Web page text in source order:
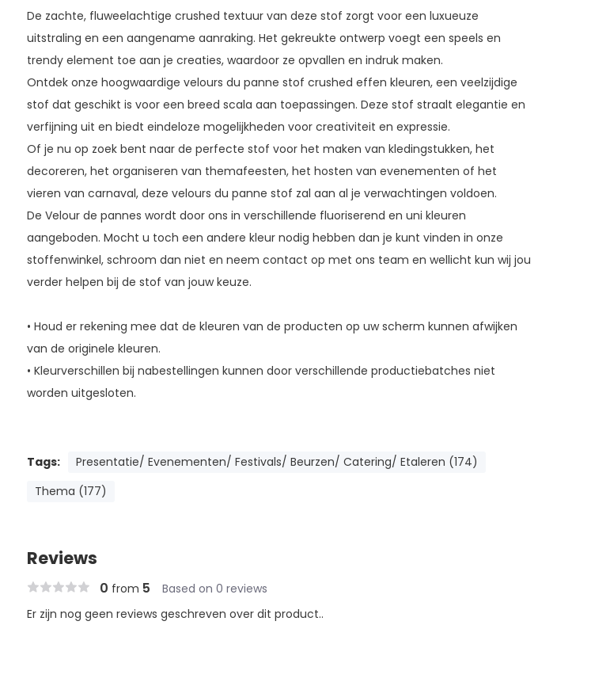
De zachte, fluweelachtige crushed textuur van deze stof zorgt voor een luxueuze
uitstraling en een aangename aanraking. Het gekreukte ontwerp voegt een speels en
trendy element toe aan je creaties, waardoor ze opvallen en indruk maken.
Ontdek onze hoogwaardige velours du panne stof crushed effen kleuren, een veelzijdige
stof dat geschikt is voor een breed scala aan toepassingen. Deze stof straalt elegantie en
verfijning uit en biedt eindeloze mogelijkheden voor creativiteit en expressie.
Of je nu op zoek bent naar de perfecte stof voor het maken van kledingstukken, het
decoreren, het organiseren van themafeesten, het hosten van evenementen of het
vieren van carnaval, deze velours du panne stof zal aan al je verwachtingen voldoen.
De Velour de pannes wordt door ons in verschillende fluoriserend en uni kleuren
aangeboden. Mocht u toch een andere kleur nodig hebben dan je kunt vinden in onze
stoffenwinkel, schroom dan niet en neem contact op met ons team en wellicht kun wij jou
verder helpen bij de stof van jouw keuze.
• Houd er rekening mee dat de kleuren van de producten op uw scherm kunnen afwijken
van de originele kleuren.
• Kleurverschillen bij nabestellingen kunnen door verschillende productiebatches niet
worden uitgesloten.
Tags:
Presentatie/ Evenementen/ Festivals/ Beurzen/ Catering/ Etaleren (174)
Thema (177)
Reviews
0 from 5 Based on 0 reviews
Er zijn nog geen reviews geschreven over dit product..